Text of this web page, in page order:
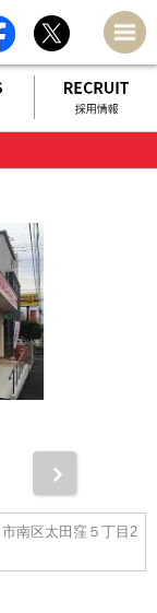
南区太田窪５丁目2